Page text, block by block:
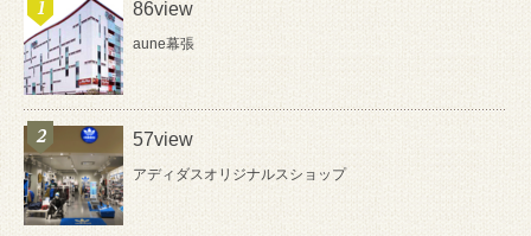
86view
aune幕張
57view
アディダスオリジナルスショップ